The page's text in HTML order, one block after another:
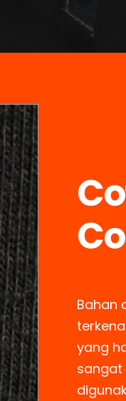
Bahan
yang
sangat